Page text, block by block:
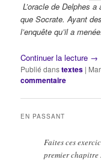
L’oracle de Delphes
que Socrate. Ayant
l’enquête qu’il a menée.
Continuer la lecture →
Publié danstextes |
commentaire
EN PASSANT
Faites ces
premier